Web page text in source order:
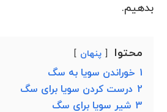
بدهیم.
محتوا پنهان
1 خوراندن سویا به سگ
2 درست کردن سویا برای سگ
3 شیر سویا برای سگ